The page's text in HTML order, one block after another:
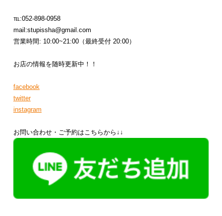
℡:052-898-0958
mail:stupissha@gmail.com
営業時間: 10:00~21:00（最終受付 20:00）
お店の情報を随時更新中！！
facebook
twitter
instagram
お問い合わせ・ご予約はこちらから↓↓